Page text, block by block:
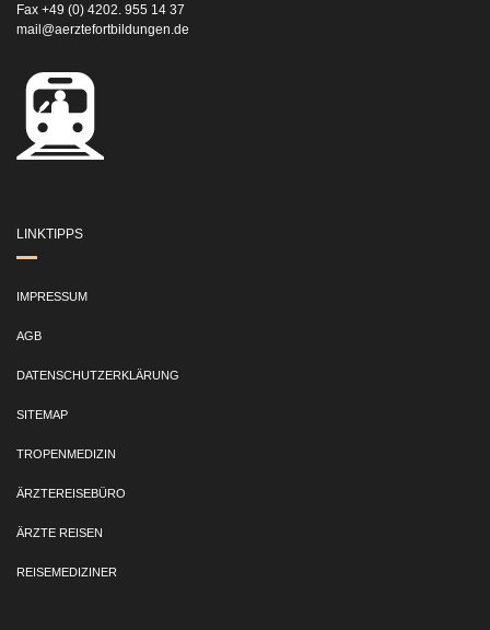
Fax +49 (0) 4202. 955 14 37
mail@aerztefortbildungen.de
LINKTIPPS
IMPRESSUM
AGB
DATENSCHUTZERKLÄRUNG
SITEMAP
TROPENMEDIZIN
ÄRZTEREISEBÜRO
ÄRZTE REISEN
REISEMEDIZINER